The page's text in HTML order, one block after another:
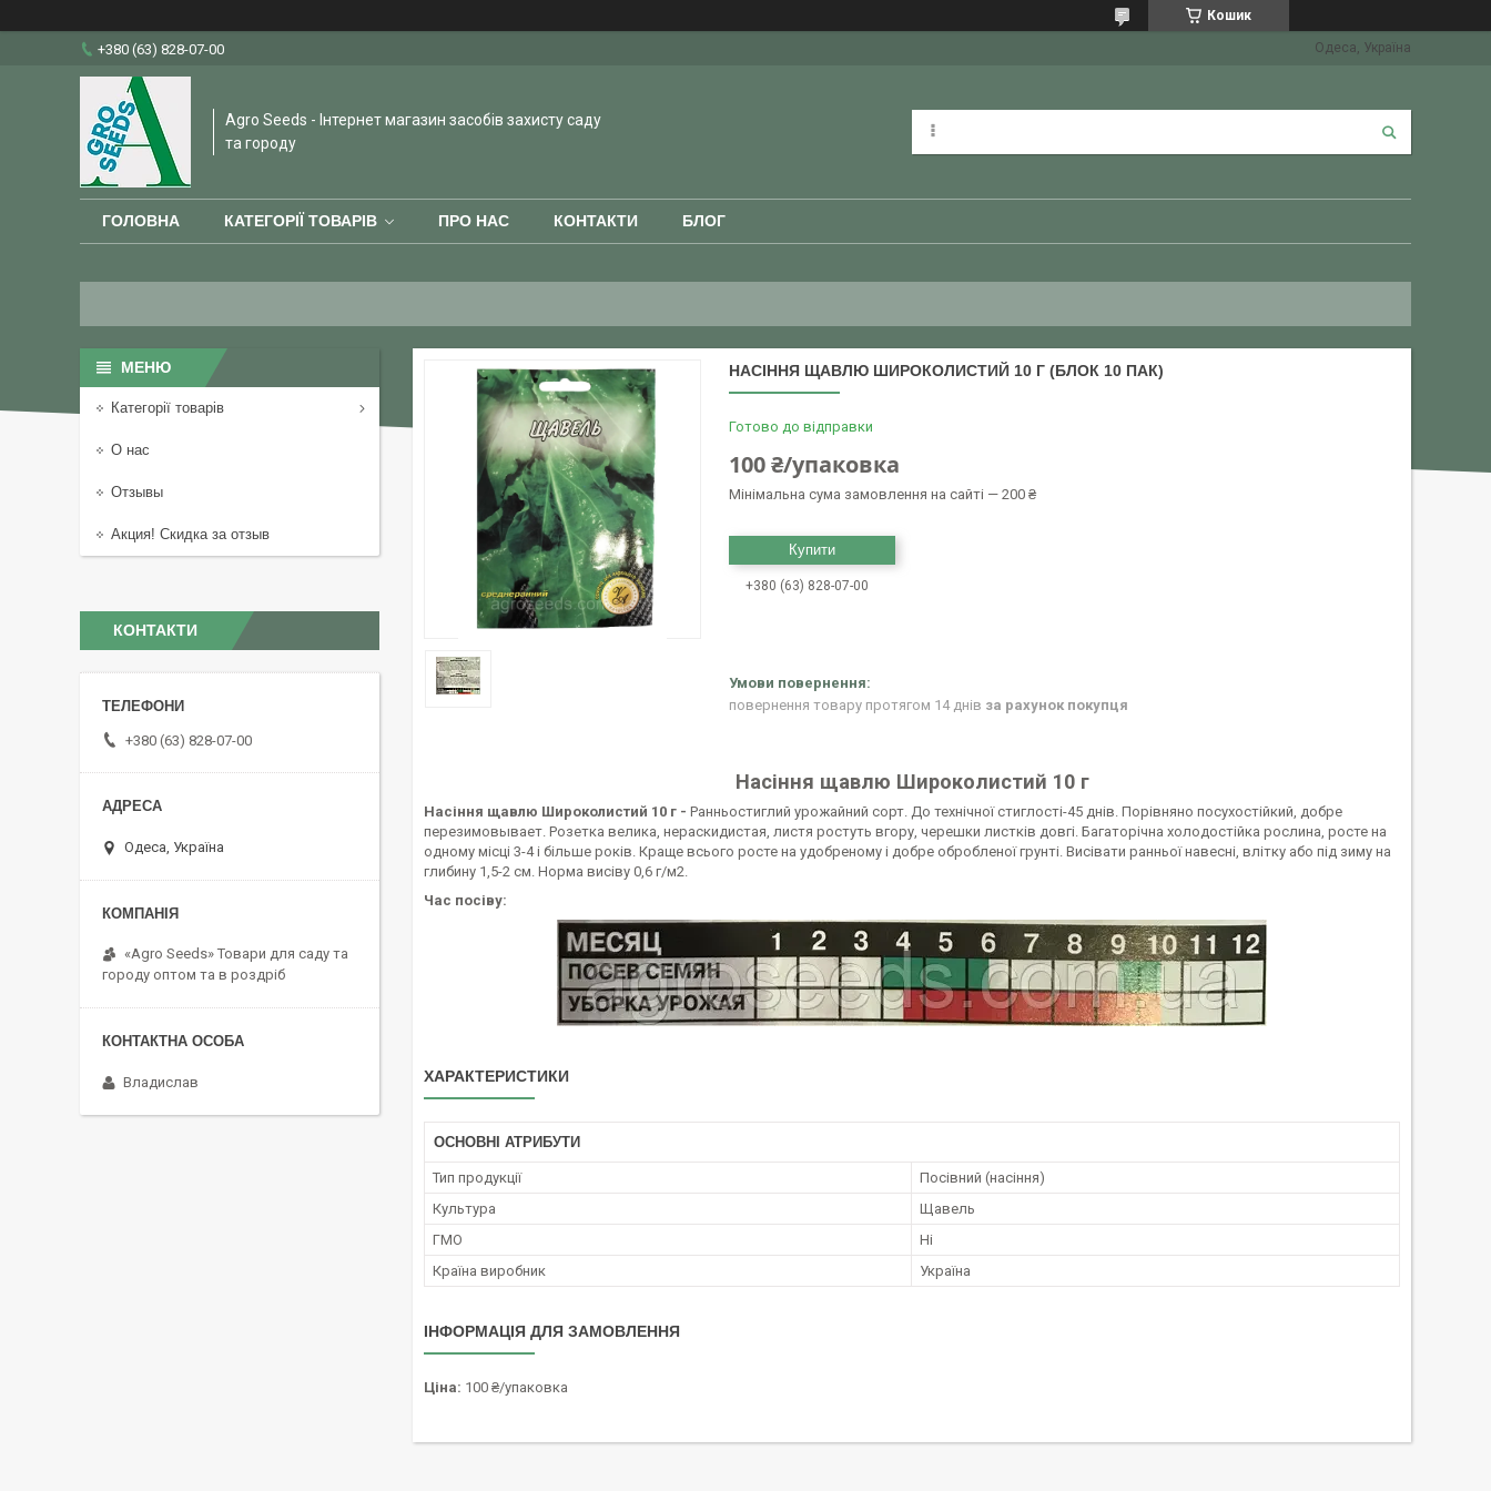
Кошик
+380 (63) 828-07-00 Одеса, Україна
Agro Seeds - Інтернет магазин засобів захисту саду
та городу
ГОЛОВНА КАТЕГОРІЇ ТОВАРІВ ПРО НАС КОНТАКТИ БЛОГ
НАСІННЯ ЩАВЛЮ ШИРОКОЛИСТИЙ 10 Г (БЛОК 10 ПАК)
Готово до відправки
100 ₴/упаковка
Мінімальна сума замовлення на сайті — 200 ₴
Купити
+380 (63) 828-07-00
повернення товару протягом 14 днів за рахунок покупця
Насіння щавлю Широколистий 10 г
Насіння щавлю Широколистий 10 г - Ранньостиглий урожайний сорт. До технічної стиглості-45 днів. Порівняно посухостійкий, добре
перезимовывает. Розетка велика, нераскидистая, листя ростуть вгору, черешки листків довгі. Багаторічна холодостійка рослина, росте на
одному місці 3-4 і більше років. Краще всього росте на удобреному і добре обробленої грунті. Висівати ранньої навесні, влітку або під зиму на
глибину 1,5-2 см. Норма висіву 0,6 г/м2.
Час посіву:
ХАРАКТЕРИСТИКИ
ОСНОВНІ АТРИБУТИ
Тип продукції
Посівний (насіння)
Культура
Щавель
ГМО
Ні
Країна виробник
Україна
ІНФОРМАЦІЯ ДЛЯ ЗАМОВЛЕННЯ
Ціна: 100 ₴/упаковка
Категорії товарів
О нас
Отзывы
Акция! Скидка за отзыв
КОНТАКТИ
+380 (63) 828-07-00
Одеса, Україна
«Agro Seeds» Товари для саду та
городу оптом та в роздріб
Владислав